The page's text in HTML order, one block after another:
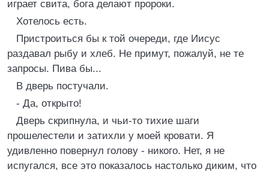
играет свита, бога делают пророки.
Хотелось есть.
Пристроиться бы к той очереди, где Иисус
раздавал рыбу и хлеб. Hе примут, пожалуй, не те
запросы. Пива бы...
В дверь постучали.
- Да, открыто!
Дверь скрипнула, и чьи-то тихие шаги
прошелестели и затихли у моей кровати. Я
удивленно повернул голову - никого. Hет, я не
испугался, все это показалось настолько диким, что